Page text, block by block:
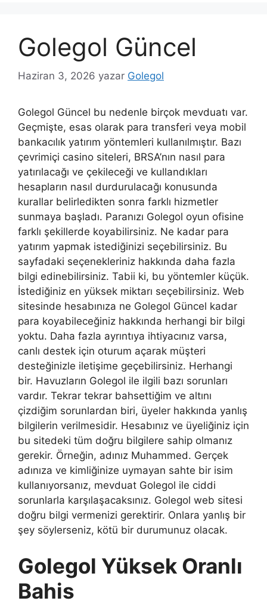
Golegol Güncel
Haziran 3, 2026 yazar Golegol
Golegol Güncel bu nedenle birçok mevduatı var.
Geçmişte, esas olarak para transferi veya mobil
bankacılık yatırım yöntemleri kullanılmıştır. Bazı
çevrimiçi casino siteleri, BRSA’nın nasıl para
yatırılacağı ve çekileceği ve kullandıkları
hesapların nasıl durdurulacağı konusunda
kurallar belirledikten sonra farklı hizmetler
sunmaya başladı. Paranızı Golegol oyun ofisine
farklı şekillerde koyabilirsiniz. Ne kadar para
yatırım yapmak istediğinizi seçebilirsiniz. Bu
sayfadaki seçenekleriniz hakkında daha fazla
bilgi edinebilirsiniz. Tabii ki, bu yöntemler küçük.
İstediğiniz en yüksek miktarı seçebilirsiniz. Web
sitesinde hesabınıza ne Golegol Güncel kadar
para koyabileceğiniz hakkında herhangi bir bilgi
yoktu. Daha fazla ayrıntıya ihtiyacınız varsa,
canlı destek için oturum açarak müşteri
desteğinizle iletişime geçebilirsiniz. Herhangi
bir. Havuzların Golegol ile ilgili bazı sorunları
vardır. Tekrar tekrar bahsettiğim ve altını
çizdiğim sorunlardan biri, üyeler hakkında yanlış
bilgilerin verilmesidir. Hesabınız ve üyeliğiniz için
bu sitedeki tüm doğru bilgilere sahip olmanız
gerekir. Örneğin, adınız Muhammed. Gerçek
adınıza ve kimliğinize uymayan sahte bir isim
kullanıyorsanız, mevduat Golegol ile ciddi
sorunlarla karşılaşacaksınız. Golegol web sitesi
doğru bilgi vermenizi gerektirir. Onlara yanlış bir
şey söylerseniz, kötü bir durumunuz olacak.
Golegol Yüksek Oranlı
Bahis